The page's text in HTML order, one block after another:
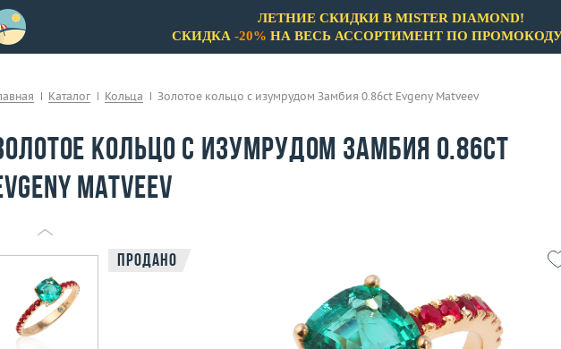
ЛЕТНИЕ СКИДКИ В MISTER DIAMOND!
СКИДКА -20% НА ВЕСЬ АССОРТИМЕНТ ПО
Каталог Кольца Золотое кольцо с изумрудом Замбия 0.86ct Evgeny Matveev
кольцо с изумрудом Замбия 0.86ct
Matveev
Продано